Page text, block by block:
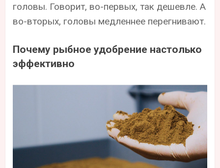
головы. Говорит, во-первых, так дешевле. А
во-вторых, головы медленнее перегнивают.
Почему рыбное удобрение настолько
эффективно